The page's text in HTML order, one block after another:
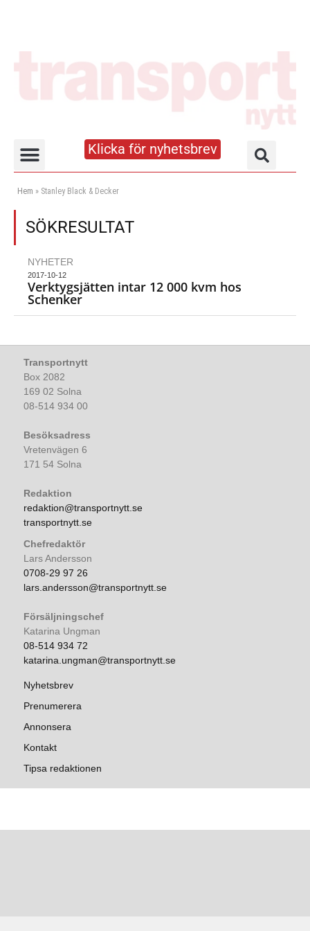
Klicka för nyhetsbrev
Hem » Stanley Black & Decker
SÖKRESULTAT
NYHETER
2017-10-12
Verktygsjätten intar 12 000 kvm hos
Schenker
Transportnytt
Box 2082
169 02 Solna
08-514 934 00
Besöksadress
Vretenvägen 6
171 54 Solna
Redaktion
redaktion@transportnytt.se
transportnytt.se
Chefredaktör
Lars Andersson
0708-29 97 26
lars.andersson@transportnytt.se
Försäljningschef
Katarina Ungman
08-514 934 72
katarina.ungman@transportnytt.se
Nyhetsbrev
Prenumerera
Annonsera
Kontakt
Tipsa redaktionen